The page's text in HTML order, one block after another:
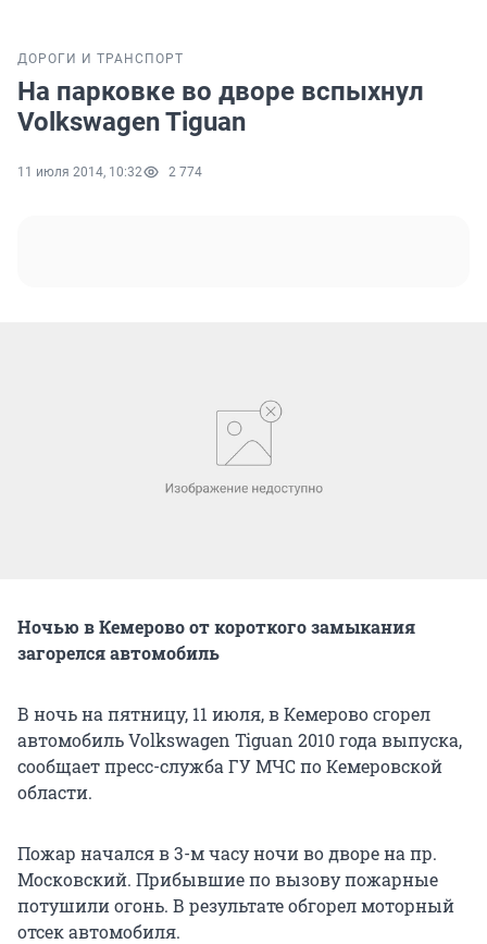
ДОРОГИ И ТРАНСПОРТ
На парковке во дворе вспыхнул
Volkswagen Tiguan
11 июля 2014, 10:32 2 774
Ночью в Кемерово от короткого замыкания
загорелся автомобиль
В ночь на пятницу, 11 июля, в Кемерово сгорел
автомобиль Volkswagen Tiguan 2010 года выпуска,
сообщает пресс-служба ГУ МЧС по Кемеровской
области.
Пожар начался в 3-м часу ночи во дворе на пр.
Московский. Прибывшие по вызову пожарные
потушили огонь. В результате обгорел моторный
отсек автомобиля.